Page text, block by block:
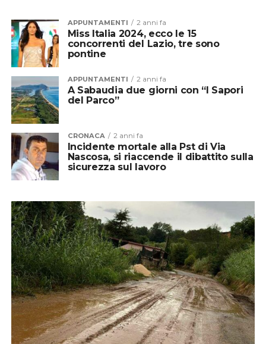
APPUNTAMENTI 2 anni fa
Miss Italia 2024, ecco le 15
concorrenti del Lazio, tre sono
pontine
APPUNTAMENTI 2 anni fa
A Sabaudia due giorni con “I Sapori
del Parco”
CRONACA 2 anni fa
Incidente mortale alla Pst di Via
Nascosa, si riaccende il dibattito sulla
sicurezza sul lavoro